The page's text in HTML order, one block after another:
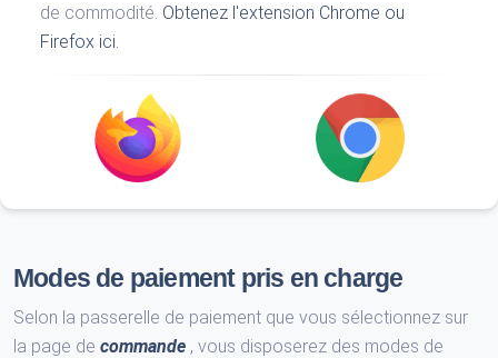
de commodité. Obtenez l'extension Chrome ou
Firefox ici.
Modes de paiement pris en charge
Selon la passerelle de paiement que vous sélectionnez sur
la page de commande , vous disposerez des modes de